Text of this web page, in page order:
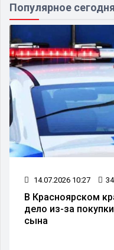
Популярное сегодня
14.07.2026 10:27
В Красноярском
дело из-за
сына